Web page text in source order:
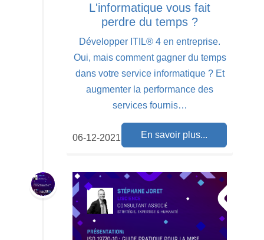
L'informatique vous fait
perdre du temps ?
Développer ITIL® 4 en entreprise.
Oui, mais comment gagner du temps
dans votre service informatique ? Et
augmenter la performance des
services fournis…
En savoir plus...
06-12-2021